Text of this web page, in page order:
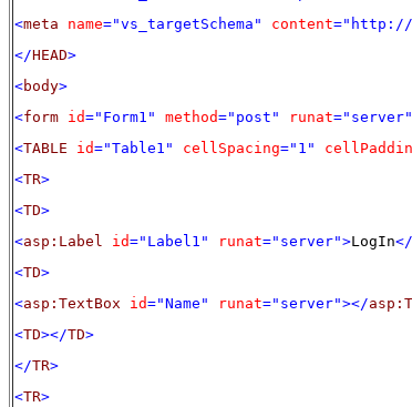
<meta name="vs_targetSchema" content="http://
</HEAD>
<body>
<form id="Form1" method="post" runat
<TABLE id="Table1" cellSpacing="1"
<TR>
<TD>
<asp:Label id="Label1" runat="server">LogIn</
<TD>
<asp:TextBox id="Name" runat="server"></
<TD></TD>
</TR>
<TR>